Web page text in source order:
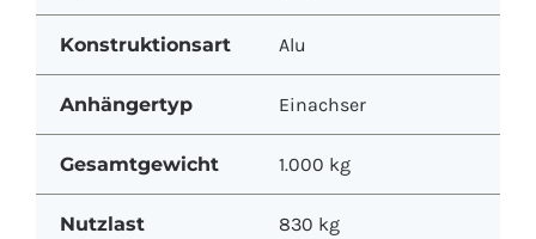
Konstruktionsart Alu
Anhängertyp Einachser
Gesamtgewicht 1.000 kg
Nutzlast 830 kg